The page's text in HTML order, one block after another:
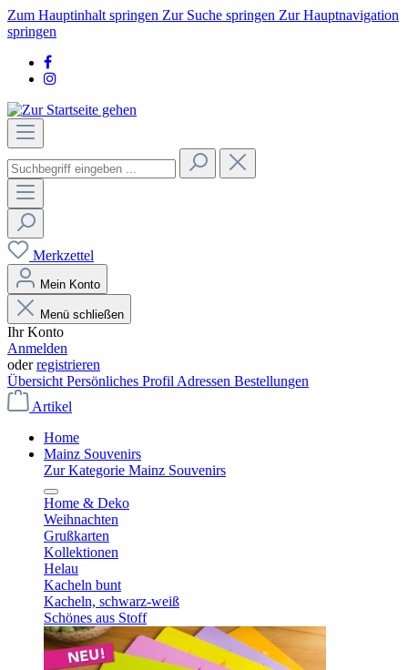
Zum Hauptinhalt springen Zur Suche springen Zur Hauptnavigation
springen
Merkzettel
Mein Konto
Menü schließen
Ihr Konto
Anmelden
oderregistrieren
Übersicht Persönliches Profil Adressen Bestellungen
Artikel
Home
Mainz Souvenirs
Zur Kategorie Mainz Souvenirs
Home & Deko
Weihnachten
Grußkarten
Kollektionen
Helau
Kacheln bunt
Kacheln, schwarz-weiß
Schönes aus Stoff